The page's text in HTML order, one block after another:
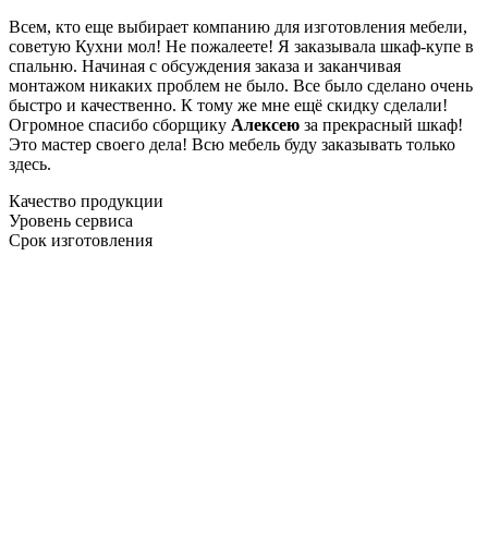
Всем, кто еще выбирает компанию для изготовления мебели,
советую Кухни мол! Не пожалеете! Я заказывала шкаф-купе в
спальню. Начиная с обсуждения заказа и заканчивая
монтажом никаких проблем не было. Все было сделано очень
быстро и качественно. К тому же мне ещё скидку сделали!
Огромное спасибо сборщику Алексею за прекрасный шкаф!
Это мастер своего дела! Всю мебель буду заказывать только
здесь.
Качество продукции
Уровень сервиса
Срок изготовления